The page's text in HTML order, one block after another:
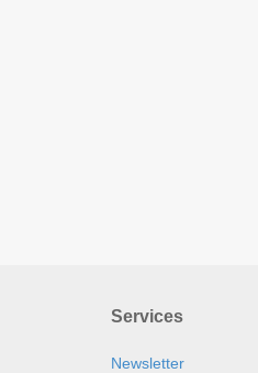
Services
Newsletter